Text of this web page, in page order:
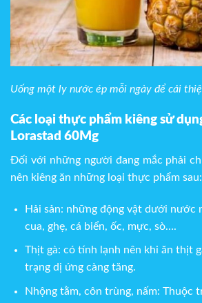
Uống một ly nước ép mỗi ngày để cải
Các loại thực phẩm kiêng sử
Lorastad 60Mg
Đối với những người đang mắc phải
nên kiêng ăn những loại thực phẩm sau:
Hải sản: những động vật dưới nước
cua, ghẹ, cá biển, ốc, mực, sò….
Thịt gà: có tính lạnh nên khi ăn thịt
trạng dị ứng càng tăng.
Nhộng tằm, côn trùng, nấm: Thuộc